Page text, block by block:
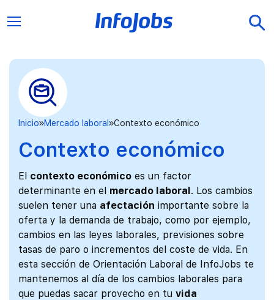
Inicio Mercado laboral Contexto económico
Contexto económico
El contexto económico es un factor
determinante en el mercado laboral. Los cambios
suelen tener una afectación importante sobre la
oferta y la demanda de trabajo, como por ejemplo,
cambios en las leyes laborales, previsiones sobre
tasas de paro o incrementos del coste de vida. En
esta sección de Orientación Laboral de InfoJobs te
mantenemos al día de los cambios laborales para
que puedas sacar provecho en tu vida